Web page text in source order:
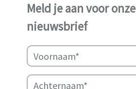
ondersteunen.
Meld je aan voor onze
nieuwsbrief